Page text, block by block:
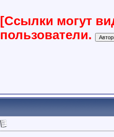
[Ссылки могут
пользователи.